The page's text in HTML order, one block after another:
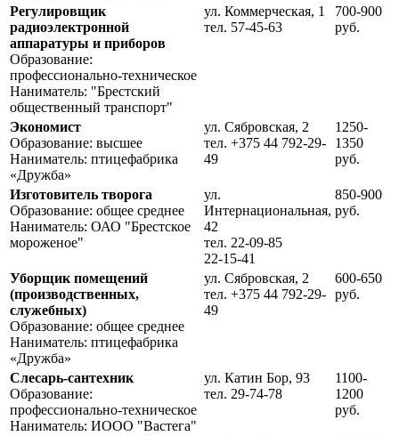
Регулировщик
радиоэлектронной
аппаратуры и приборов
Образование:
профессионально-техническое
Наниматель: "Брестский
общественный транспорт"
ул. Коммерческая, 1
тел. 57-45-63
700-900
руб.
Экономист
Образование: высшее
Наниматель: птицефабрика
«Дружба»
ул. Сябровская, 2
тел. +375 44 792-29-
49
1250-
1350
руб.
Изготовитель творога
Образование: общее среднее
Наниматель: ОАО "Брестское
мороженое"
ул.
Интернациональная,
42
тел. 22-09-85
22-15-41
850-900
руб.
Уборщик помещений
(производственных,
служебных)
Образование: общее среднее
Наниматель: птицефабрика
«Дружба»
ул. Сябровская, 2
тел. +375 44 792-29-
49
600-650
руб.
Слесарь-сантехник
Образование:
профессионально-техническое
Наниматель: ИООО "Вастега"
ул. Катин Бор, 93
тел. 29-74-78
1100-
1200
руб.